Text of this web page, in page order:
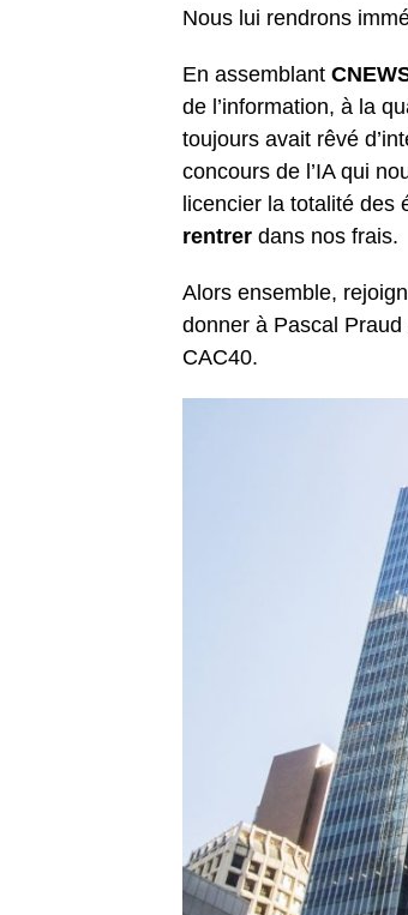
Nous lui rendrons
En assemblant
de l’information, à la
toujours avait rêvé
concours de l’IA qui
licencier la totalité des
rentrer dans nos frais.
Alors ensemble,
donner à Pascal Praud
CAC40.